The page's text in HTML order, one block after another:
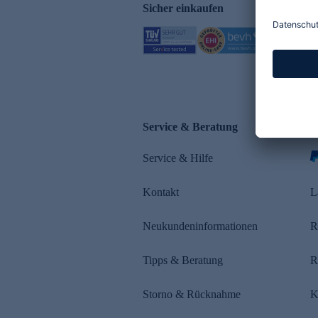
Sicher einkaufen
Service & Beratung
Service & Hilfe
Kontakt
Neukundeninformationen
Tipps & Beratung
Storno & Rücknahme